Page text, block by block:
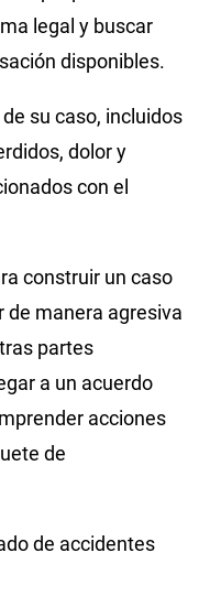
legal y buscar
disponibles.
su caso, incluidos
dolor y
con el
construir un caso
de manera agresiva
partes
a un acuerdo
acciones
de
de accidentes